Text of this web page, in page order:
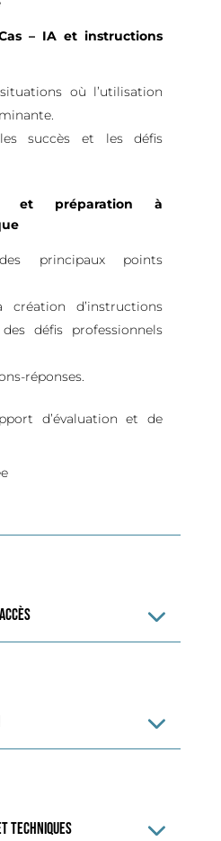
– IA et instructions
où l’utilisation
succès et les défis
et préparation à
principaux points
création d’instructions
défis professionnels
réponses.
d’évaluation et de
techniques